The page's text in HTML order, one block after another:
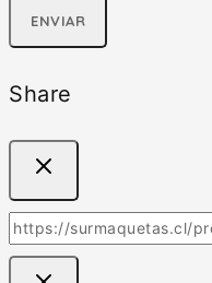
Share